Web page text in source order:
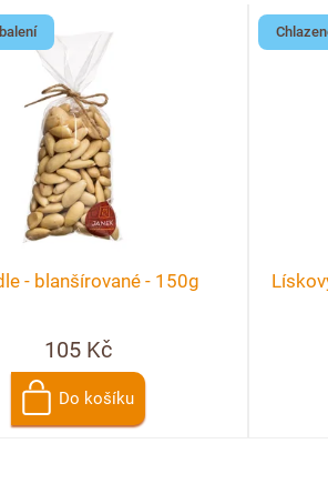
- blanšírované - 150g
105 Kč
Do košíku